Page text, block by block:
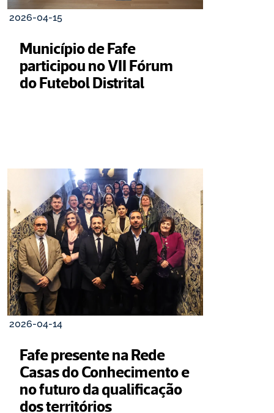
2026-04-15
Município de Fafe
participou no VII Fórum
do Futebol Distrital
2026-04-14
Fafe presente na Rede
Casas do Conhecimento e
no futuro da qualificação
dos territórios